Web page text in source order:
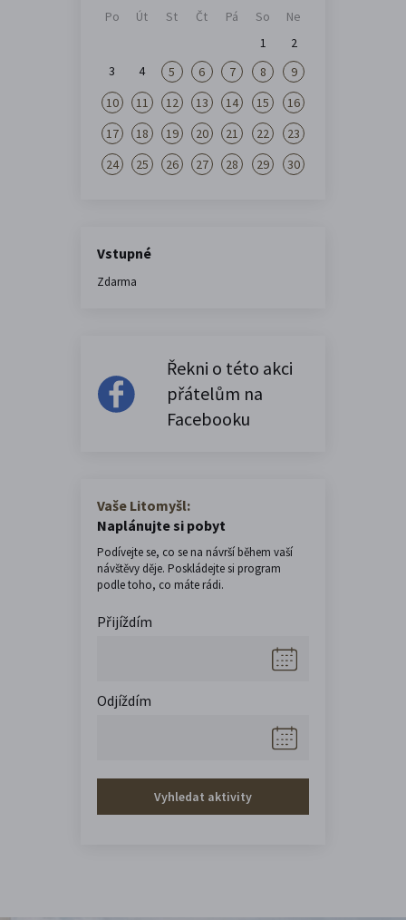
Po Út St Čt Pá So
Ne
1
2
3
4 5 6 7 8
9
10
11 12 13 14 15
16
17
18 19 20 21 22
23
24
25 26 27 28 29 30
Vstupné
Zdarma
Řekni o této akci
přátelům na
Facebooku
Vaše Litomyšl:
Naplánujte si pobyt
Podívejte se, co se na návrší během vaší
návštěvy děje. Poskládejte si program
podle toho, co máte rádi.
Přijíždím
Odjíždím
Vyhledat aktivity